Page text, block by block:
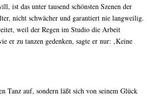
ist das unter tausend schönsten Szenen der
nicht schwächer und garantiert nie langweilig.
weil der Regen im Studio die Arbeit
er zu tanzen gedenken, sagte er nur: ‚Keine
Tanz auf, sondern läßt sich von seinem Glück